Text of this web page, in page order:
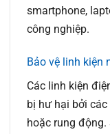
smartphone,
công nghiệp.
Bảo vệ linh kiện
Các linh kiện
bị hư hại bởi
hoặc rung